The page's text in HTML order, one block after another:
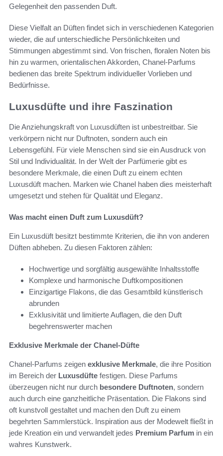
Gelegenheit den passenden Duft.
Diese Vielfalt an Düften findet sich in verschiedenen Kategorien
wieder, die auf unterschiedliche Persönlichkeiten und
Stimmungen abgestimmt sind. Von frischen, floralen Noten bis
hin zu warmen, orientalischen Akkorden, Chanel-Parfums
bedienen das breite Spektrum individueller Vorlieben und
Bedürfnisse.
Luxusdüfte und ihre Faszination
Die Anziehungskraft von Luxusdüften ist unbestreitbar. Sie
verkörpern nicht nur Duftnoten, sondern auch ein
Lebensgefühl. Für viele Menschen sind sie ein Ausdruck von
Stil und Individualität. In der Welt der Parfümerie gibt es
besondere Merkmale, die einen Duft zu einem echten
Luxusdüft machen. Marken wie Chanel haben dies meisterhaft
umgesetzt und stehen für Qualität und Eleganz.
Was macht einen Duft zum Luxusdüft?
Ein Luxusdüft besitzt bestimmte Kriterien, die ihn von anderen
Düften abheben. Zu diesen Faktoren zählen:
Hochwertige und sorgfältig ausgewählte Inhaltsstoffe
Komplexe und harmonische Duftkompositionen
Einzigartige Flakons, die das Gesamtbild künstlerisch
abrunden
Exklusivität und limitierte Auflagen, die den Duft
begehrenswerter machen
Exklusive Merkmale der Chanel-Düfte
Chanel-Parfums zeigen exklusive Merkmale, die ihre Position
im Bereich der Luxusdüfte festigen. Diese Parfums
überzeugen nicht nur durch besondere Duftnoten, sondern
auch durch eine ganzheitliche Präsentation. Die Flakons sind
oft kunstvoll gestaltet und machen den Duft zu einem
begehrten Sammlerstück. Inspiration aus der Modewelt fließt in
jede Kreation ein und verwandelt jedes Premium Parfum in ein
wahres Kunstwerk.